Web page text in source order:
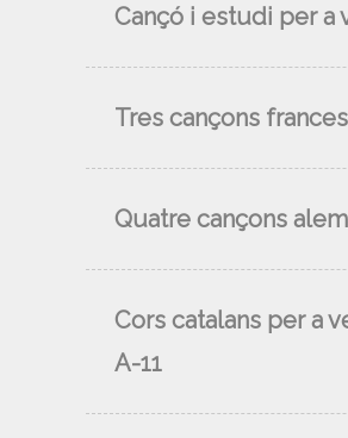
Cançó i estudi per
Tres cançons
Quatre cançons
Cors catalans per a
A-11